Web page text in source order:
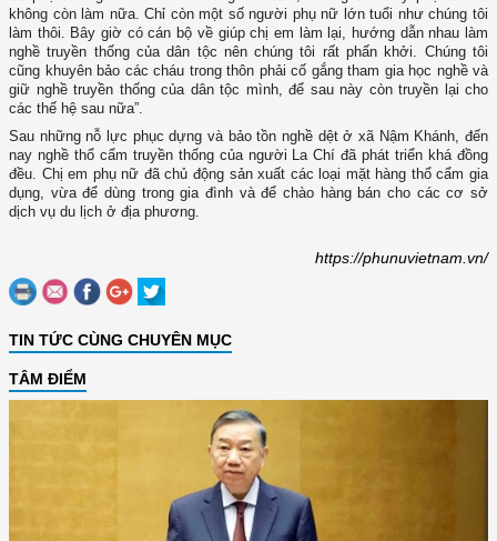
không còn làm nữa. Chỉ còn một số người phụ nữ lớn tuổi như chúng tôi
làm thôi. Bây giờ có cán bộ về giúp chị em làm lại, hướng dẫn nhau làm
nghề truyền thống của dân tộc nên chúng tôi rất phấn khởi. Chúng tôi
cũng khuyên bảo các cháu trong thôn phải cố gắng tham gia học nghề và
giữ nghề truyền thống của dân tộc mình, để sau này còn truyền lại cho
các thế hệ sau nữa”.
Sau những nỗ lực phục dựng và bảo tồn nghề dệt ở xã Nậm Khánh, đến
nay nghề thổ cẩm truyền thống của người La Chí đã phát triển khá đồng
đều. Chị em phụ nữ đã chủ động sản xuất các loại mặt hàng thổ cẩm gia
dụng, vừa để dùng trong gia đình và để chào hàng bán cho các cơ sở
dịch vụ du lịch ở địa phương.
https://phunuvietnam.vn/
TIN TỨC CÙNG CHUYÊN MỤC
TÂM ĐIỂM